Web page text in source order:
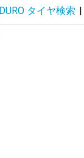
DURO タイヤ検索